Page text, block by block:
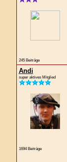
245 Beiträge
Andi
super aktives Mitglied
1694 Beiträge